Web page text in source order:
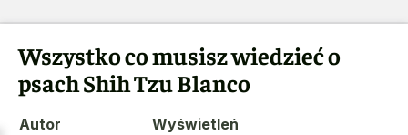
Wszystko co musisz wiedzieć o
psach Shih Tzu Blanco
Autor
Wyświetleń